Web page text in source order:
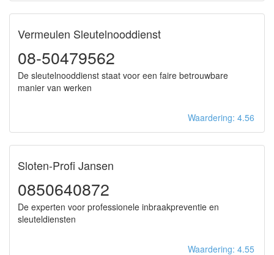
Vermeulen Sleutelnooddienst
08-50479562
De sleutelnooddienst staat voor een faire betrouwbare
manier van werken
Waardering: 4.56
Sloten-Profi Jansen
0850640872
De experten voor professionele inbraakpreventie en
sleuteldiensten
Waardering: 4.55